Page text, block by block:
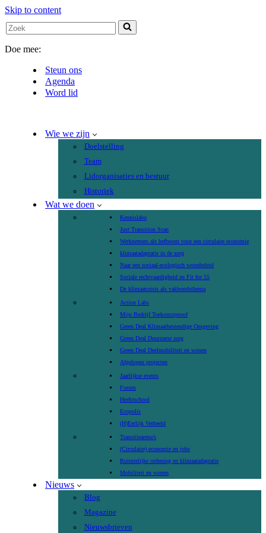
Skip to content
Search
for...
Doe mee:
Steun ons
Agenda
Word lid
Wie we zijn
Doelstelling
Team
Lidorganisaties en bestuur
Historiek
Wat we doen
Kennislabo
Just Transition Scan
Werknemers als hefboom voor een circulaire economie
klimaatadaptatie in de zorg
Naar een sociaal-ecologisch woonbeleid
Sociale rechtvaardigheid en Fit for 55
De klimaatcrisis als vakbondsthema
Action Labs
Mijn Bedrijf Toekomstproof
Green Deal Klimaatbestendige Omgeving
Green Deal Duurzame zorg
Green Deal Deelmobiliteit en wonen
Afgelopen projecten
Jaarlijkse events
Forum
Herfstschool
Ecopolis
(H)Eerlijk Verbeeld
Transitiearena’s
(Circulaire) economie en jobs
Ruimtelijke ordening en klimaatadaptatie
Mobiliteit en wonen
Nieuws
Blog
Magazine
Nieuwsbrieven